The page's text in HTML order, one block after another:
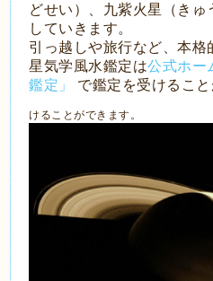
どせい）、九紫火星（き
していきます。
引っ越しや旅行など、本
星気学風水鑑定は公式ホー
鑑定」
で鑑定を受けること
けることができます。